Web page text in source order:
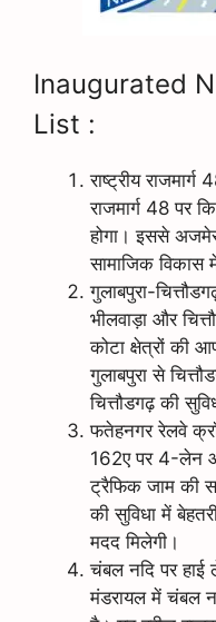
Inaugurated
List :
राष्ट्रीय
राजमार्ग 48 पर
होगा। इससे
सामाजिक विकास
गुलाबपुरा-
भीलवाड़ा और
कोटा क्षेत्रों की
गुलाबपुरा से
चित्तौडगढ़ की
फतेहनगर रेलवे
162ए पर 4-लेन
ट्रैफिक जाम की
की सुविधा में
मदद मिलेगी।
चंबल नदि पर हाई
मंडरायल में चंबल